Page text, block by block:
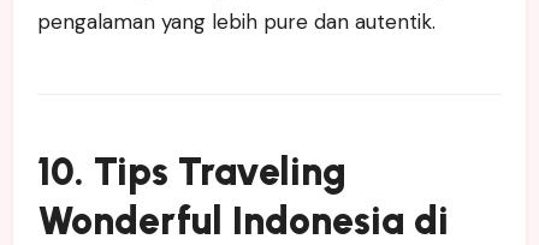
pengalaman yang lebih pure dan autentik.
10. Tips Traveling
Wonderful Indonesia di